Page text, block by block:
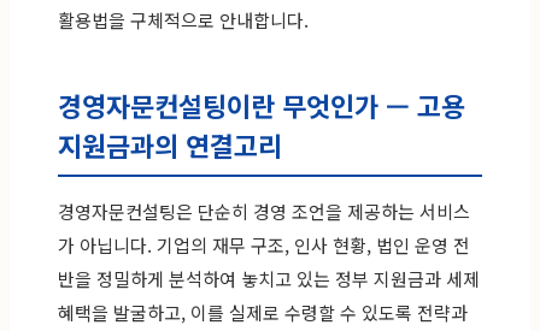
활용법을 구체적으로 안내합니다.
경영자문컨설팅이란 무엇인가 — 고용
지원금과의 연결고리
경영자문컨설팅은 단순히 경영 조언을 제공하는 서비스
가 아닙니다. 기업의 재무 구조, 인사 현황, 법인 운영 전
반을 정밀하게 분석하여 놓치고 있는 정부 지원금과 세제
혜택을 발굴하고, 이를 실제로 수령할 수 있도록 전략과